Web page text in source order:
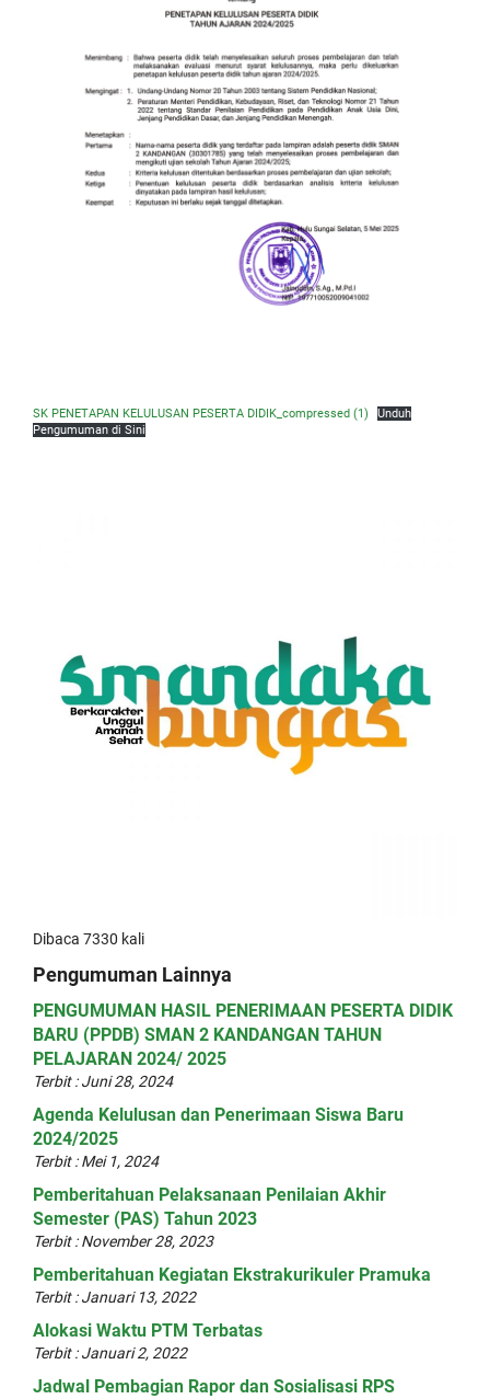
SK PENETAPAN KELULUSAN PESERTA DIDIK_compressed (1)
Unduh
Pengumuman di Sini
Dibaca 7330 kali
Pengumuman Lainnya
PENGUMUMAN HASIL PENERIMAAN PESERTA DIDIK
BARU (PPDB) SMAN 2 KANDANGAN TAHUN
PELAJARAN 2024/ 2025
Terbit : Juni 28, 2024
Agenda Kelulusan dan Penerimaan Siswa Baru
2024/2025
Terbit : Mei 1, 2024
Pemberitahuan Pelaksanaan Penilaian Akhir
Semester (PAS) Tahun 2023
Terbit : November 28, 2023
Pemberitahuan Kegiatan Ekstrakurikuler Pramuka
Terbit : Januari 13, 2022
Alokasi Waktu PTM Terbatas
Terbit : Januari 2, 2022
Jadwal Pembagian Rapor dan Sosialisasi RPS